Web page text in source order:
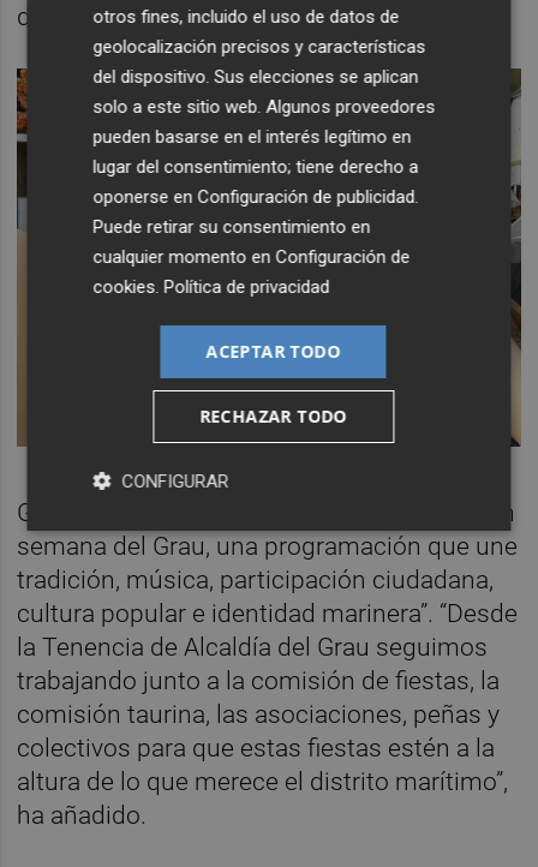
de toros cerriles de la ganadería El Torreón.
Giner ha subrayado que “Sant Pere es la gran
semana del Grau, una programación que une
tradición, música, participación ciudadana,
cultura popular e identidad marinera”. “Desde
la Tenencia de Alcaldía del Grau seguimos
trabajando junto a la comisión de fiestas, la
comisión taurina, las asociaciones, peñas y
colectivos para que estas fiestas estén a la
altura de lo que merece el distrito marítimo”,
ha añadido.
otros fines, incluido el uso de datos de
geolocalización precisos y características
del dispositivo. Sus elecciones se aplican
solo a este sitio web. Algunos proveedores
pueden basarse en el interés legítimo en
lugar del consentimiento; tiene derecho a
oponerse enConfiguración de publicidad.
Puede retirar su consentimiento en
cualquier momento enConfiguración de
cookies.Política de privacidad
ACEPTAR TODO
RECHAZAR TODO
CONFIGURAR